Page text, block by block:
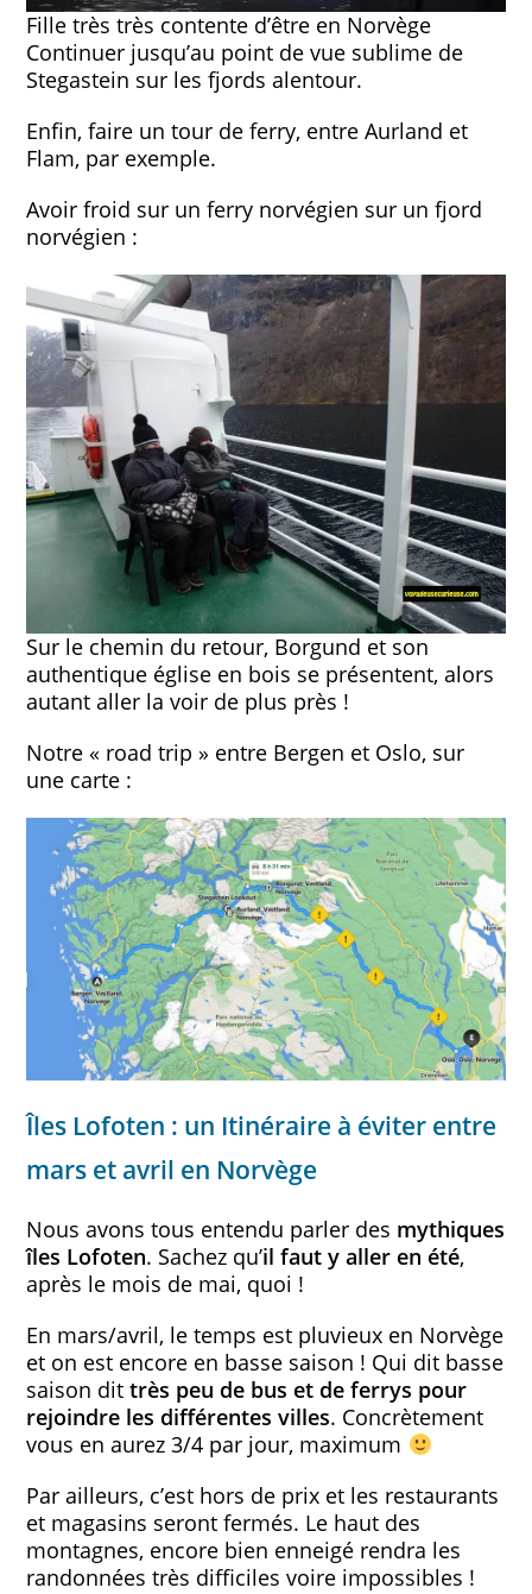
Fille très très contente d’être en Norvège
Continuer jusqu’au point de vue sublime de
Stegastein sur les fjords alentour.
Enfin, faire un tour de ferry, entre Aurland et
Flam, par exemple.
Avoir froid sur un ferry norvégien sur un fjord
norvégien :
Sur le chemin du retour, Borgund et son
authentique église en bois se présentent, alors
autant aller la voir de plus près !
Notre « road trip » entre Bergen et Oslo, sur
une carte :
Îles Lofoten : un Itinéraire à éviter entre
mars et avril en Norvège
Nous avons tous entendu parler des mythiques
îles Lofoten. Sachez qu’il faut y aller en été,
après le mois de mai, quoi !
En mars/avril, le temps est pluvieux en Norvège
et on est encore en basse saison ! Qui dit basse
saison dittrès peu de bus et de ferrys pour
rejoindre les différentes villes. Concrètement
vous en aurez 3/4 par jour, maximum
Par ailleurs, c’est hors de prix et les restaurants
et magasins seront fermés. Le haut des
montagnes, encore bien enneigé rendra les
randonnées très difficiles voire impossibles !